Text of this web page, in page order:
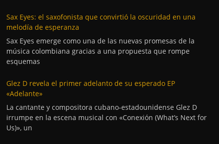
Sax Eyes: el saxofonista que convirtió la oscuridad en una
melodía de esperanza
Sax Eyes emerge como una de las nuevas promesas de la
música colombiana gracias a una propuesta que rompe
esquemas
Glez D revela el primer adelanto de su esperado EP
«Adelante»
La cantante y compositora cubano-estadounidense Glez D
irrumpe en la escena musical con «Conexión (What’s Next for
Us)», un